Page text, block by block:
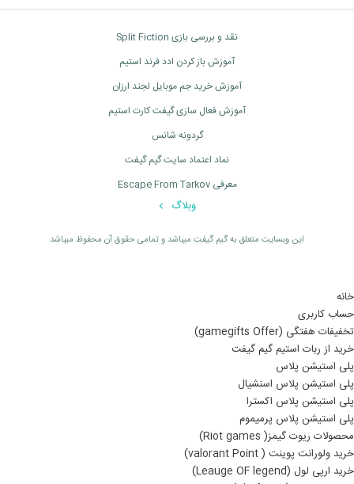
نقد و بررسی بازی Split Fiction
آموزش باز کردن ادد فرند استیم
آموزش خرید جم موبایل لجند ارزان
آموزش فعال سازی گیفت کارت استیم
گردونه شانس
نماد اعتماد سایت گیم گیفت
معرفی Escape From Tarkov
وبلاگ
اين وبسايت متعلق به گیم گیفت ميباشد و تمامی حقوق آن محفوظ ميباشد
خانه
حساب کاربری
تخفیفات هفتگی (gamegifts Offer)
خرید از ربات استیم گیم گیفت
پلی استیشن پلاس
پلی استیشن پلاس اسنشیال
پلی استیشن پلاس اکسترا
پلی استیشن پلاس پرمیموم
محصولات ریوت گیمز( Riot games)
خرید ولورانت پوینت ( valorant Point)
خرید ارپی لول (Leauge OF legend)